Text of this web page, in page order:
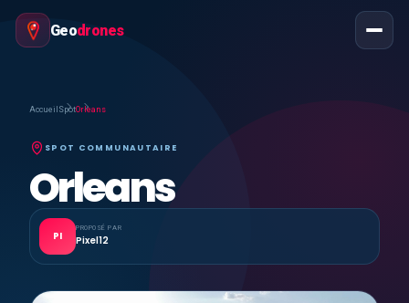
Geodrones
Accueil SpotOrleans
SPOT COMMUNAUTAIRE
Orleans
PI
PROPOSÉ PAR
Pixel12